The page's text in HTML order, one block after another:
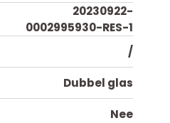
20230922-
0002995930-RES-1
/
Dubbel glas
Nee